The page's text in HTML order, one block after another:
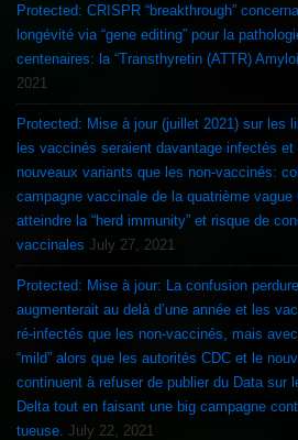
Protected: CRISPR “breakthrough”
longévité via “gene editing” pour la
centenaires: la “Transthyretin (ATTR)
2021
Protected: Mise à jour (juillet 2021) sur les
les vaccinés seraient davantage infectés
nouveaux variants que les non-vaccinés:
campagne vaccinale de la quatrième vague
atteindre la “herd immunity” et risque de
vaccinales July 27, 2021
Protected: Mise à jour: La confusion
augmenterait au delà d’une année et les
ré-infectés que les non-vaccinés, mais
“mild” alors que les autorités CDC et le
continuent à refuser de publier du Data sur
Delta tout en faisant une big campagne
tueuse. July 22, 2021